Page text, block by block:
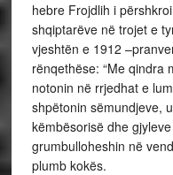
hebre Frojdlih i
shqiptarëve në trojet e
vjeshtën e 1912
rënqethëse: “Me qindra
notonin në rrjedhat e
shpëtonin sëmundjeve,
këmbësorisë dhe
grumbulloheshin në
plumb kokës.